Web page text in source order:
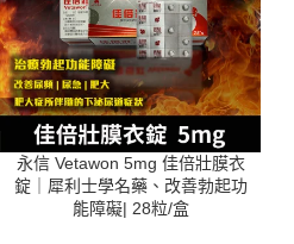
永信 Vetawon 5mg 佳倍壯膜衣
錠｜犀利士學名藥、改善勃起功
能障礙| 28粒/盒